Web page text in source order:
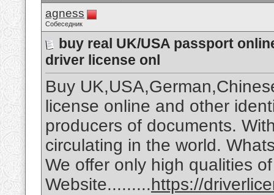
agness
Собеседник
buy real UK/USA passport
driver license onl
Buy
license online and other
producers of documents.
circulating in the world.
We offer only high qualities
Website.........https://